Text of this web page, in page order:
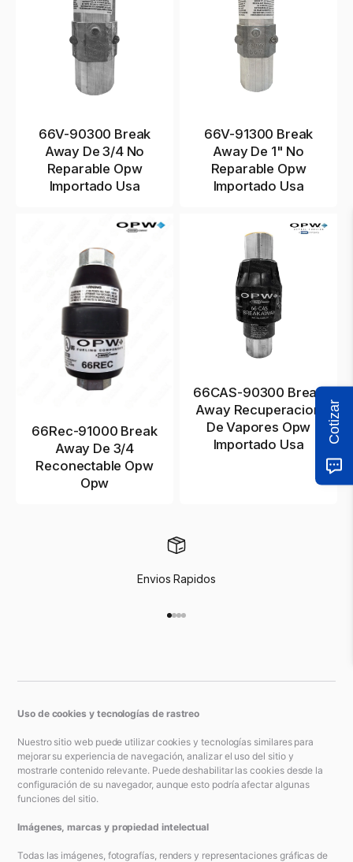
66V-90300 Break
Away De 3/4 No
Reparable Opw
Importado Usa
66V-91300 Break
Away De 1" No
Reparable Opw
Importado Usa
66Rec-91000 Break
Away De 3/4
Reconectable Opw
Opw
66CAS-90300 Break
Away Recuperacion
De Vapores Opw
Importado Usa
Envios Rapidos
Uso de cookies y tecnologías de rastreo
Nuestro sitio web puede utilizar cookies y tecnologías similares para
mejorar su experiencia de navegación, analizar el uso del sitio y
mostrarle contenido relevante. Puede deshabilitar las cookies desde la
configuración de su navegador, aunque esto podría afectar algunas
funciones del sitio.
Imágenes, marcas y propiedad intelectual
Todas las imágenes, fotografías, renders y representaciones gráficas de
Cotizar